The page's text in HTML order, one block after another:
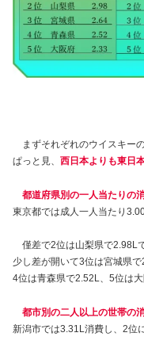
まずそれぞれのウイスキー
ぱっと見、 西日本よりも東日
都道府県別の一人当たりの
東京都では成人一人当たり
僅差で2位は山梨県で2.98Lで
少し差が開いて3位は宮城県で
4位は青森県で2.52L、5位は大
都市別の二人以上の世帯の
新潟市では3.31L消費し、2位